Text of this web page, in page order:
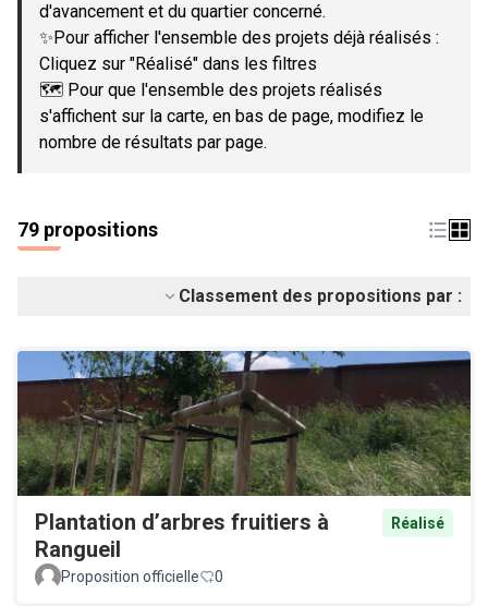
d'avancement et du quartier concerné.
✨Pour afficher l'ensemble des projets déjà réalisés :
Cliquez sur "Réalisé" dans les filtres
🗺️ Pour que l'ensemble des projets réalisés
s'affichent sur la carte, en bas de page, modifiez le
nombre de résultats par page.
79 propositions
Classement des propositions par :
Plantation d’arbres fruitiers à
Rangueil
Réalisé
Proposition officielle 0